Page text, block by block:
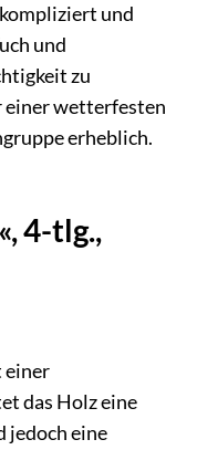
und
und
zu
einer wetterfesten
erheblich.
4-tlg.,
einer
das Holz eine
jedoch eine